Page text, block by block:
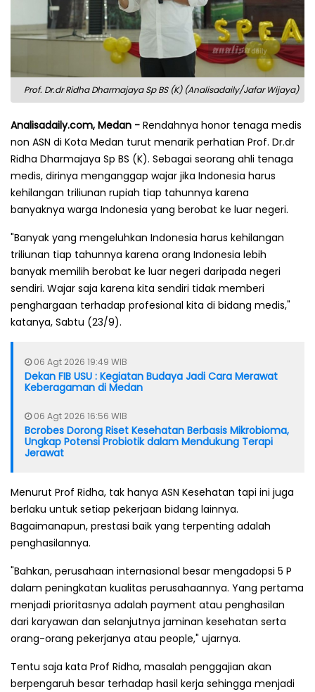
Prof. Dr.dr Ridha Dharmajaya Sp BS (K) (Analisadaily/Jafar Wijaya)
Analisadaily.com, Medan - Rendahnya honor tenaga medis
non ASN di Kota Medan turut menarik perhatian Prof. Dr.dr
Ridha Dharmajaya Sp BS (K). Sebagai seorang ahli tenaga
medis, dirinya menganggap wajar jika Indonesia harus
kehilangan triliunan rupiah tiap tahunnya karena
banyaknya warga Indonesia yang berobat ke luar negeri.
"Banyak yang mengeluhkan Indonesia harus kehilangan
triliunan tiap tahunnya karena orang Indonesia lebih
banyak memilih berobat ke luar negeri daripada negeri
sendiri. Wajar saja karena kita sendiri tidak memberi
penghargaan terhadap profesional kita di bidang medis,"
katanya, Sabtu (23/9).
06 Agt 2026 19:49 WIB
Dekan FIB USU : Kegiatan Budaya Jadi Cara Merawat
Keberagaman di Medan
06 Agt 2026 16:56 WIB
Bcrobes Dorong Riset Kesehatan Berbasis Mikrobioma,
Ungkap Potensi Probiotik dalam Mendukung Terapi
Jerawat
Menurut Prof Ridha, tak hanya ASN Kesehatan tapi ini juga
berlaku untuk setiap pekerjaan bidang lainnya.
Bagaimanapun, prestasi baik yang terpenting adalah
penghasilannya.
"Bahkan, perusahaan internasional besar mengadopsi 5 P
dalam peningkatan kualitas perusahaannya. Yang pertama
menjadi prioritasnya adalah payment atau penghasilan
dari karyawan dan selanjutnya jaminan kesehatan serta
orang-orang pekerjanya atau people," ujarnya.
Tentu saja kata Prof Ridha, masalah penggajian akan
berpengaruh besar terhadap hasil kerja sehingga menjadi